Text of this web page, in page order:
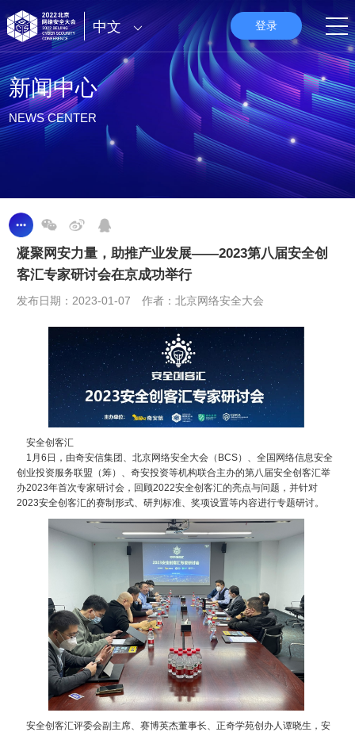
中文 登录
新闻中心
NEWS CENTER
凝聚网安力量，助推产业发展——2023第八届安全创
客汇专家研讨会在京成功举行
发布日期：2023-01-07 作者：北京网络安全大会
安全创客汇
1月6日，由奇安信集团、北京网络安全大会（BCS）、全国网络信息安全
创业投资服务联盟（筹）、奇安投资等机构联合主办的第八届安全创客汇举
办2023年首次专家研讨会，回顾2022安全创客汇的亮点与问题，并针对
2023安全创客汇的赛制形式、研判标准、奖项设置等内容进行专题研讨。
安全创客汇评委会副主席、赛博英杰董事长、正奇学苑创办人谭晓生，安